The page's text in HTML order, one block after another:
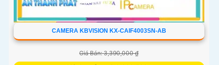
CAMERA KBVISION KX-CAIF4003SN-AB
Giá Bán: 3,390,000 ₫